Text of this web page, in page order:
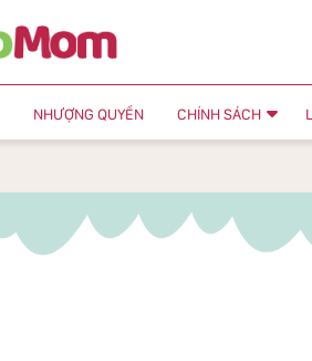
NHƯỢNG QUYỀN CHÍNH SÁCH